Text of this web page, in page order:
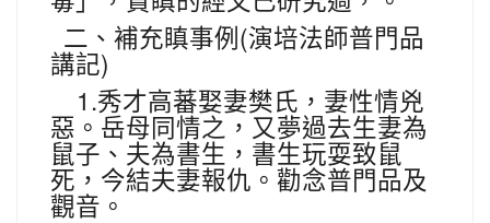
二、補充瞋事例 (演培法師普門品
講記)
1.秀才高蕃娶妻樊氏，妻性情兇
惡。岳母同情之，又夢過去生妻為
鼠子、夫為書生，書生玩耍致鼠
死，今結夫妻報仇。勸念普門品及
觀音。